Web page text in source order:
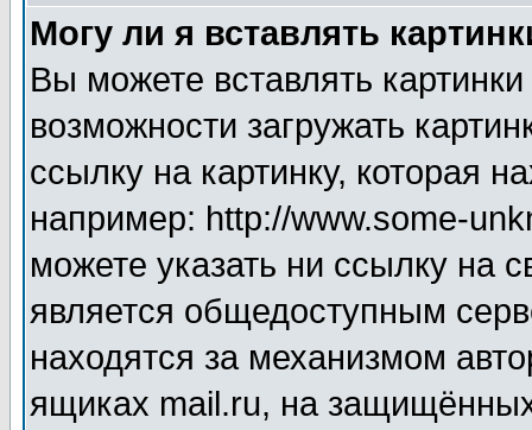
Могу ли я вставлять
Вы можете вставлять
возможности загружать
ссылку на картинку, которая
например: http://www.some-
можете указать ни ссылку на
является общедоступным
находятся за механизмом
ящиках mail.ru, на